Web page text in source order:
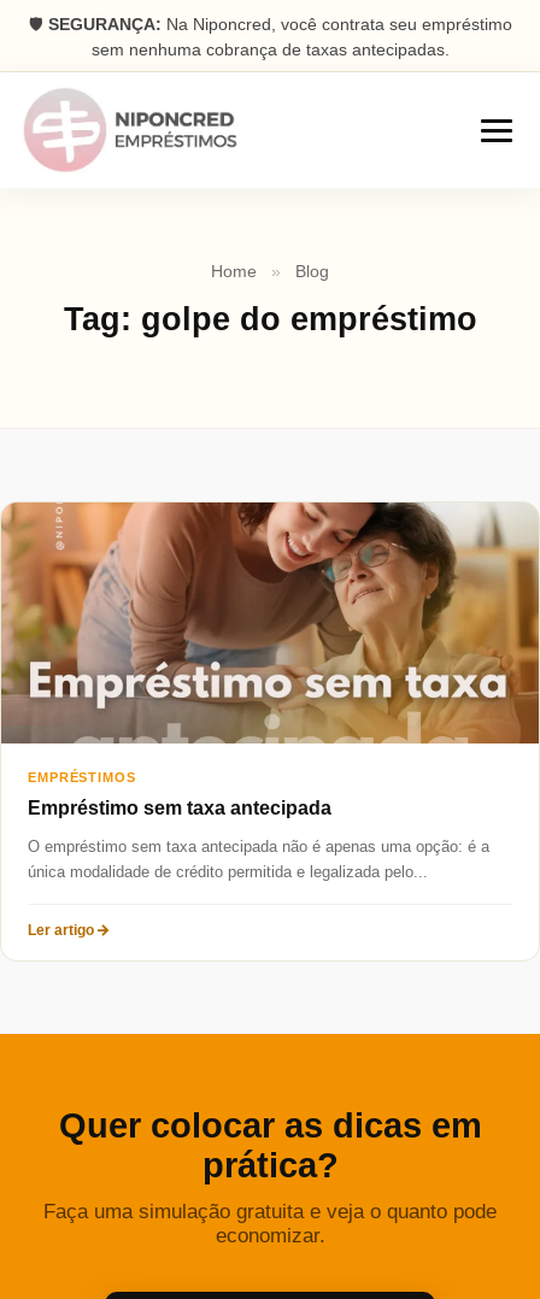
🛡️ SEGURANÇA: Na Niponcred, você contrata seu empréstimo
sem nenhuma cobrança de taxas antecipadas.
Parcelas descontadas na folha
Com Garantia
Taxas mais baixas
Sobre
Blog
Fale Conosco
Home » Blog
Tag: golpe do empréstimo
EMPRÉSTIMOS
Empréstimo sem taxa antecipada
O empréstimo sem taxa antecipada não é apenas uma opção: é a
única modalidade de crédito permitida e legalizada pelo...
Ler artigo
Quer colocar as dicas em
prática?
Faça uma simulação gratuita e veja o quanto pode
economizar.